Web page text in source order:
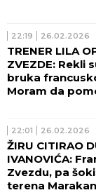
22:19 26.02.2026
TRENER LILA
ZVEZDE: Rekli
bruka
Moram da
22:01 26.02.2026
ŽIRU CITIRAO
IVANOVIĆA:
Zvezdu, pa
terena